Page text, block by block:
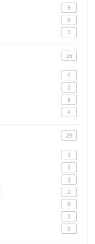
5
5
3
16
4
3
8
4
29
1
1
1
2
8
1
9